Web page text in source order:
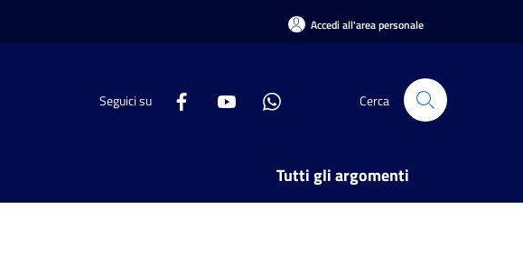
Accedi all'area personale
Seguici su Cerca
Tutti gli argomenti